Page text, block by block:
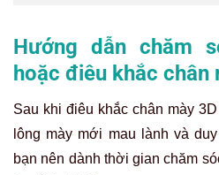
Hướng dẫn chăm
hoặc điêu khắc chân
Sau khi điêu khắc chân mày
lông mày mới mau lành và
bạn nên dành thời gian chăm